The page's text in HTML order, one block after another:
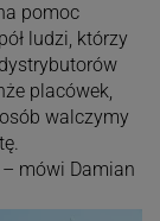
pomoc
ludzi, którzy
placówek,
walczymy
mówi Damian